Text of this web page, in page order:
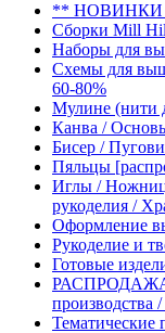
** НОВИНКИ
Сборки Mill
Наборы для
Схемы для
60-80%
Мулине (нити
Канва /
Бисер /
Пяльцы
Иглы /
рукоделия /
Оформление
Рукоделие и
Готовые
РАСПРОДАЖА
производства
Тематические